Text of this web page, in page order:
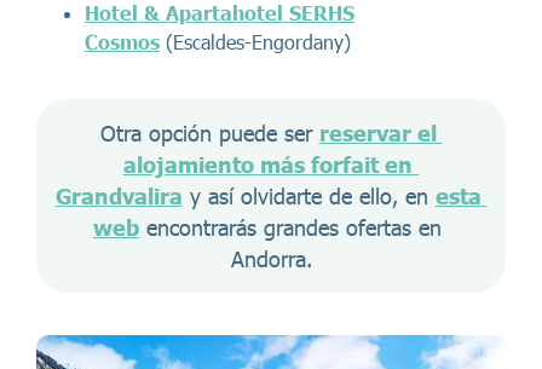
Hotel & Apartahotel SERHS
Cosmos (Escaldes-Engordany)
Otra opción puede ser reservar el
alojamiento más forfait en
Grandvalira y así olvidarte de ello, en esta
web encontrarás grandes ofertas en
Andorra.